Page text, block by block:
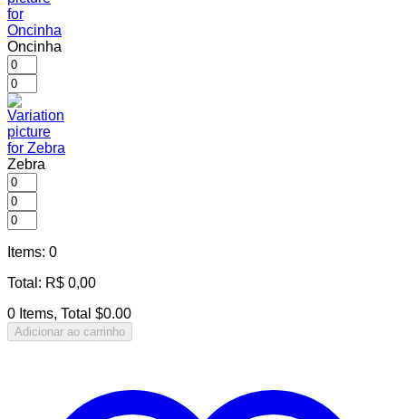
Oncinha
Zebra
Items: 0
Total : R$ 0,00
0 Items, Total $0.00
Adicionar ao carrinho